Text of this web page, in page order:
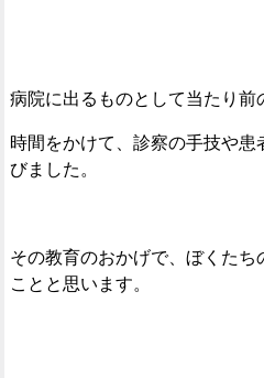
病院に出るものとして当たり前
時間をかけて、診察の手技や
びました。
その教育のおかげで、ぼくた
ことと思います。